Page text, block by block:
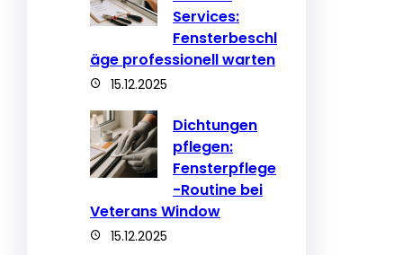
Services:
Fensterbeschl
äge professionell warten
15.12.2025
Dichtungen
pflegen:
Fensterpflege
-Routine bei
Veterans Window
15.12.2025